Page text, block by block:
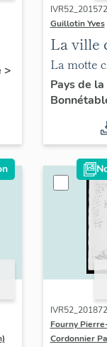
>
Guillotin Yves
La ville
La motte
côteau
en 1947.
Pays de
Fourny
Cordonnier